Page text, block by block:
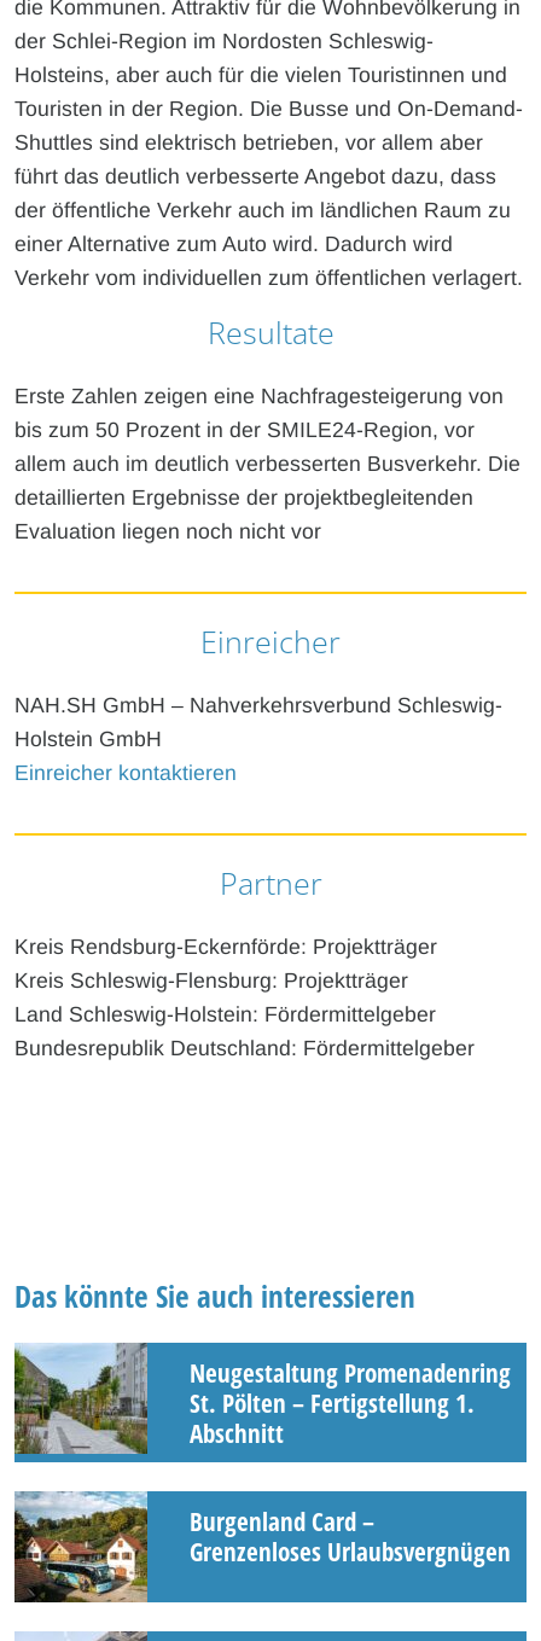
die Kommunen. Attraktiv für die Wohnbevölkerung in
der Schlei-Region im Nordosten Schleswig-
Holsteins, aber auch für die vielen Touristinnen und
Touristen in der Region. Die Busse und On-Demand-
Shuttles sind elektrisch betrieben, vor allem aber
führt das deutlich verbesserte Angebot dazu, dass
der öffentliche Verkehr auch im ländlichen Raum zu
einer Alternative zum Auto wird. Dadurch wird
Verkehr vom individuellen zum öffentlichen verlagert.
Resultate
Erste Zahlen zeigen eine Nachfragesteigerung von
bis zum 50 Prozent in der SMILE24-Region, vor
allem auch im deutlich verbesserten Busverkehr. Die
detaillierten Ergebnisse der projektbegleitenden
Evaluation liegen noch nicht vor
Einreicher
NAH.SH GmbH – Nahverkehrsverbund Schleswig-
Holstein GmbH
Einreicher kontaktieren
Partner
Kreis Rendsburg-Eckernförde: Projektträger
Kreis Schleswig-Flensburg: Projektträger
Land Schleswig-Holstein: Fördermittelgeber
Bundesrepublik Deutschland: Fördermittelgeber
Das könnte Sie auch interessieren
Neugestaltung Promenadenring
St. Pölten – Fertigstellung 1.
Abschnitt
Burgenland Card –
Grenzenloses Urlaubsvergnügen